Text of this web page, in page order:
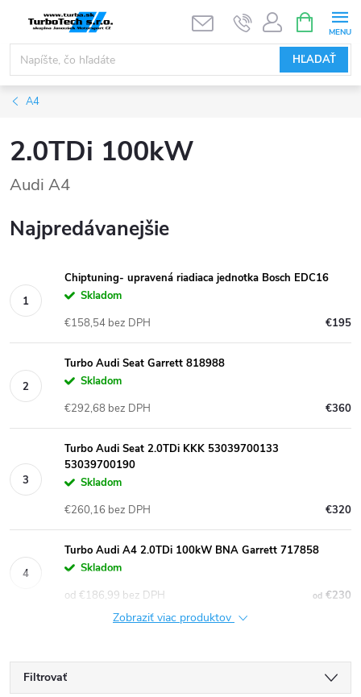
obsah
HĽADAŤ
KOŠÍK
A4
2.0TDi 100kW
Audi A4
Najpredávanejšie
Chiptuning- upravená riadiaca jednotka Bosch EDC16
Skladom
€195
€158,54 bez DPH
Turbo Audi Seat Garrett 818988
Skladom
€360
€292,68 bez DPH
Turbo Audi Seat 2.0TDi KKK 53039700133
53039700190
Skladom
€320
€260,16 bez DPH
Turbo Audi A4 2.0TDi 100kW BNA Garrett 717858
Skladom
od€230
od €186,99 bez DPH
Zobraziť viac produktov
Filtrovať